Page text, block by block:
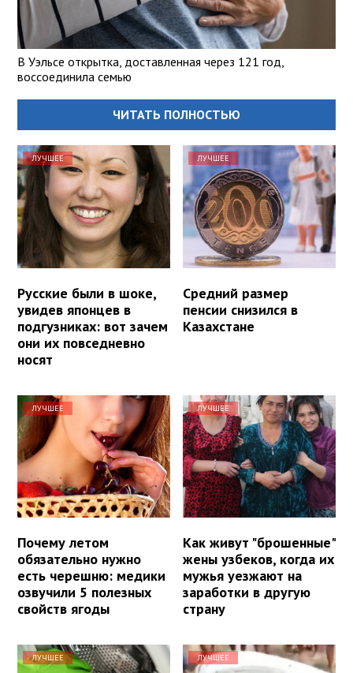
В Уэльсе открытка, доставленная через 121 год,
воссоединила семью
ЧИТАТЬ ПОЛНОСТЬЮ
ЛУЧШЕЕ
Русские были в шоке,
увидев японцев в
подгузниках: вот зачем
они их повседневно
носят
ЛУЧШЕЕ
Средний размер
пенсии снизился в
Казахстане
ЛУЧШЕЕ
Почему летом
обязательно нужно
есть черешню: медики
озвучили 5 полезных
свойств ягоды
ЛУЧШЕЕ
Как живут "брошенные"
жены узбеков, когда их
мужья уезжают на
заработки в другую
страну
ЛУЧШЕЕ ЛУЧШЕЕ